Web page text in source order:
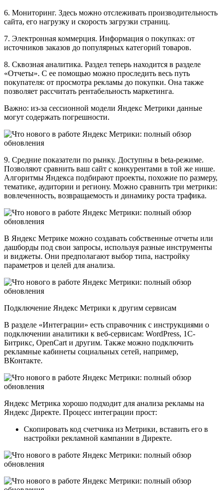
6. Мониторинг. Здесь можно отслеживать производительность
сайта, его нагрузку и скорость загрузки страниц.
7. Электронная коммерция. Информация о покупках: от
источников заказов до популярных категорий товаров.
8. Сквозная аналитика. Раздел теперь находится в разделе
«Отчеты». С ее помощью можно проследить весь путь
покупателя: от просмотра рекламы до покупки. Она также
позволяет рассчитать рентабельность маркетинга.
Важно: из-за сессионной модели Яндекс Метрики данные
могут содержать погрешности.
9. Средние показатели по рынку. Доступны в beta-режиме.
Позволяют сравнить ваш сайт с конкурентами в той же нише.
Алгоритмы Яндекса подбирают проекты, похожие по размеру,
тематике, аудитории и региону. Можно сравнить три метрики:
вовлеченность, возвращаемость и динамику роста трафика.
В Яндекс Метрике можно создавать собственные отчеты или
дашборды под свои запросы, используя разные инструменты
и виджеты. Они предполагают выбор типа, настройку
параметров и целей для анализа.
Подключение Яндекс Метрики к другим сервисам
В разделе «Интеграции» есть справочник с инструкциями о
подключении аналитики к веб-сервисам: WordPress, 1С-
Битрикс, OpenCart и другим. Также можно подключить
рекламные кабинеты социальных сетей, например,
ВКонтакте.
Яндекс Метрика хорошо подходит для анализа рекламы на
Яндекс Директе. Процесс интеграции прост:
Скопировать код счетчика из Метрики, вставить его в
настройки рекламной кампании в Директе.